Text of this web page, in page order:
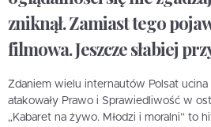
zniknął. Zamiast tego
filmowa. Jeszcze słabiej
Zdaniem wielu internautów Polsat
atakowały Prawo i Sprawiedliwość w
„Kabaret na żywo. Młodzi i moralni” to